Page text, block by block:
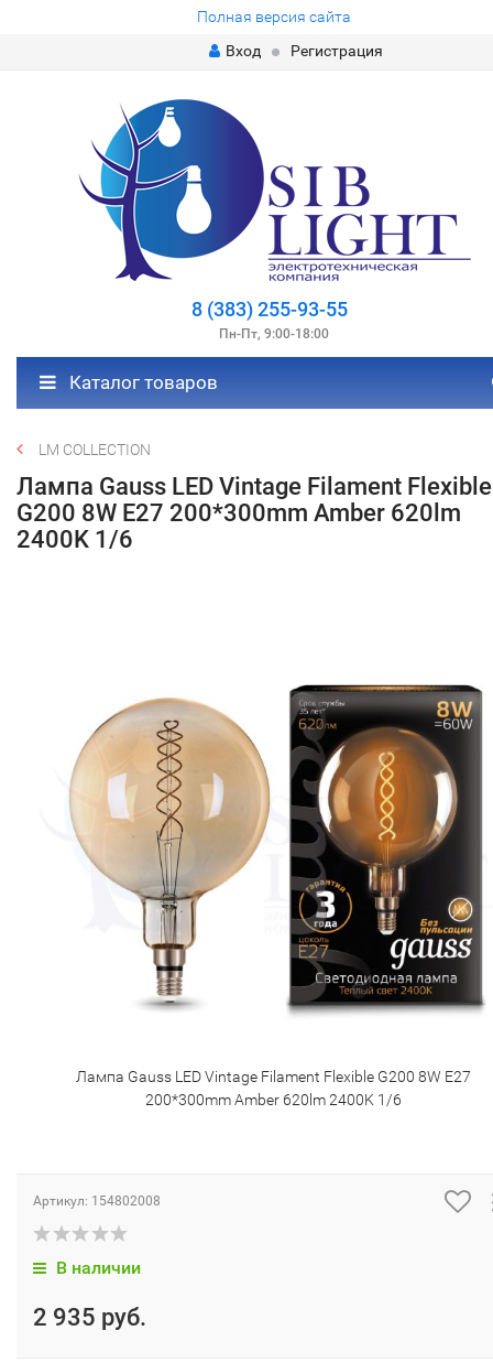
Полная версия сайта
Вход
Регистрация
8 (383) 255-93-55
Пн-Пт, 9:00-18:00
Каталог товаров
LM COLLECTION
Лампа Gauss LED Vintage Filament Flexible
G200 8W E27 200*300mm Amber 620lm
2400K 1/6
Лампа Gauss LED Vintage Filament Flexible G200 8W E27
200*300mm Amber 620lm 2400K 1/6
Артикул: 154802008
В наличии
2 935 руб.